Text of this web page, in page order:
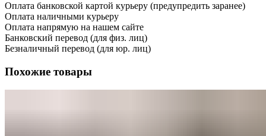
Оплата банковской картой курьеру (предупредить заранее)
Оплата наличными курьеру
Оплата напрямую на нашем сайте
Банковский перевод (для физ. лиц)
Безналичный перевод (для юр. лиц)
Похожие товары